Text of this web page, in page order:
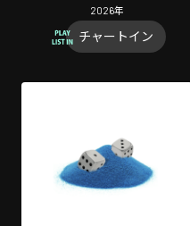
Kidd & STICKY BUDS) [Remix]
2026年
チャートイン